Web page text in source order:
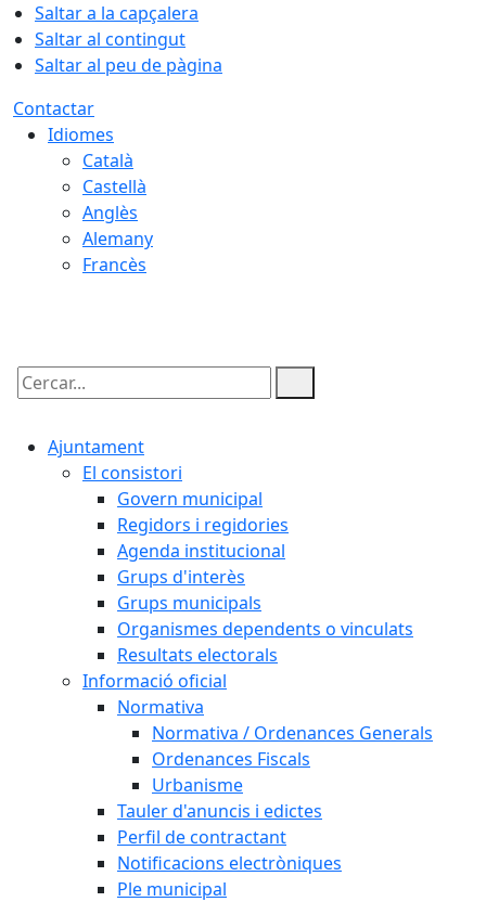
Saltar a la capçalera
Saltar al contingut
Saltar al peu de pàgina
Contactar
Idiomes
Català
Castellà
Anglès
Alemany
Francès
Cercar:
Ajuntament
El consistori
Govern municipal
Regidors i regidories
Agenda institucional
Grups d'interès
Grups municipals
Organismes dependents o vinculats
Resultats electorals
Informació oficial
Normativa
Normativa / Ordenances Generals
Ordenances Fiscals
Urbanisme
Tauler d'anuncis i edictes
Perfil de contractant
Notificacions electròniques
Ple municipal